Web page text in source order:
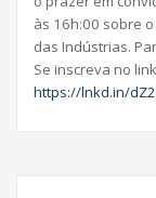
às 16h:00 sobre
das Indústrias.
Se inscreva no
https://lnkd.in/